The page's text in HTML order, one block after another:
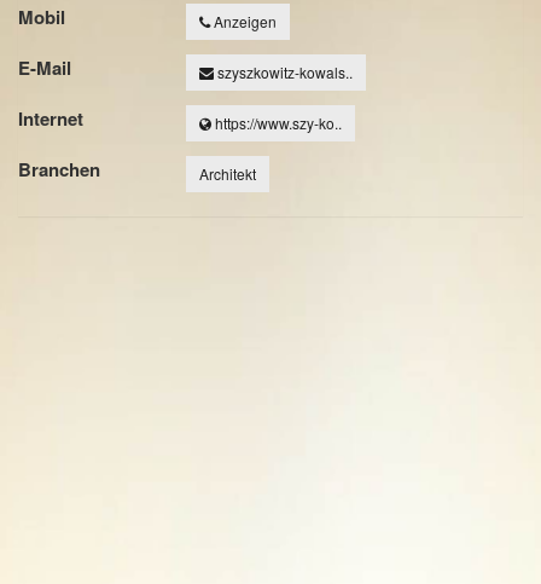
Mobil Anzeigen
E-Mail szyszkowitz-kowals..
Internet https://www.szy-ko..
Branchen Architekt